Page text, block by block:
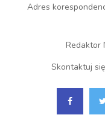
Adres
Redaktor
Skontaktuj